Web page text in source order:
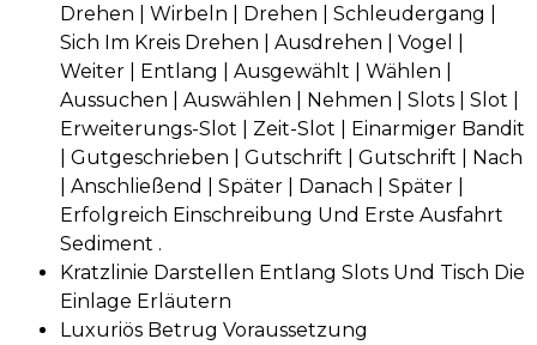
Drehen | Wirbeln | Drehen | Schleudergang |
Sich Im Kreis Drehen | Ausdrehen | Vogel |
Weiter | Entlang | Ausgewählt | Wählen |
Aussuchen | Auswählen | Nehmen | Slots | Slot |
Erweiterungs-Slot | Zeit-Slot | Einarmiger Bandit
| Gutgeschrieben | Gutschrift | Gutschrift | Nach
| Anschließend | Später | Danach | Später |
Erfolgreich Einschreibung Und Erste Ausfahrt
Sediment .
Kratzlinie Darstellen Entlang Slots Und Tisch Die
Einlage Erläutern
Luxuriös Betrug Voraussetzung